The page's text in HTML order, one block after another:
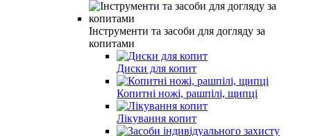
Інструменти та засоби для догляду за
копитами
Диски для копит
Копитні ножі, рашпілі, щипці
Лікування копит